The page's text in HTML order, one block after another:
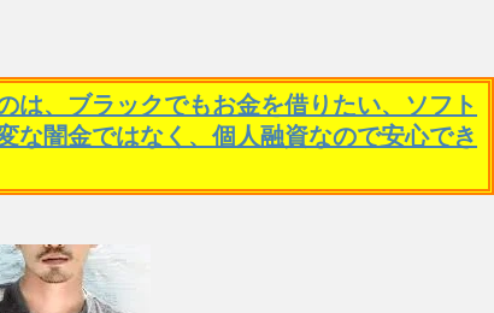
、ブラックでもお金を借りたい、ソフト
な闇金ではなく、個人融資なので安心でき